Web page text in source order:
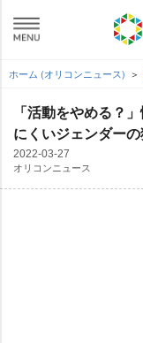
ホーム (オリコンニュース)
「活動をやめる？
にくいジェンダー
2022-03-27
オリコンニュース